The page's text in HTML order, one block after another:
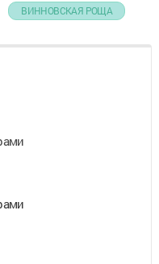
ВИННОВСКАЯ РОЩА